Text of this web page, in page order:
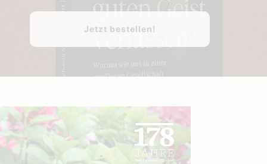
Jetzt bestellen!